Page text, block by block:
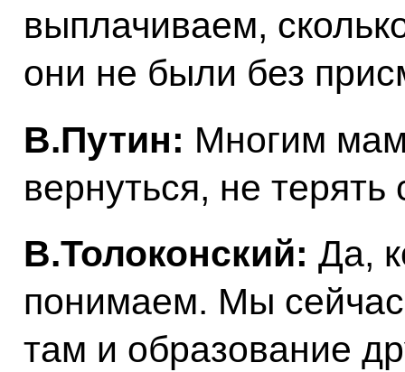
выплачиваем,
они не были без
В.Путин: Многим
вернуться, не
В.Толоконский: Да,
понимаем. Мы сейчас
там и образование